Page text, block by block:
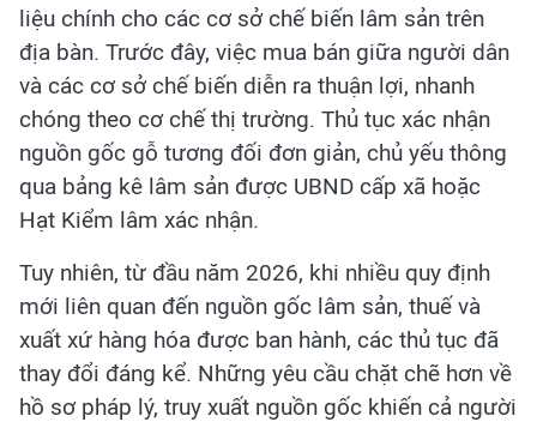
liệu chính cho các cơ sở chế biến lâm sản trên
địa bàn. Trước đây, việc mua bán giữa người dân
và các cơ sở chế biến diễn ra thuận lợi, nhanh
chóng theo cơ chế thị trường. Thủ tục xác nhận
nguồn gốc gỗ tương đối đơn giản, chủ yếu thông
qua bảng kê lâm sản được UBND cấp xã hoặc
Hạt Kiểm lâm xác nhận.
Tuy nhiên, từ đầu năm 2026, khi nhiều quy định
mới liên quan đến nguồn gốc lâm sản, thuế và
xuất xứ hàng hóa được ban hành, các thủ tục đã
thay đổi đáng kể. Những yêu cầu chặt chẽ hơn về
hồ sơ pháp lý, truy xuất nguồn gốc khiến cả người